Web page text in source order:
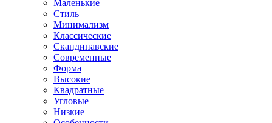
Маленькие
Стиль
Минимализм
Классические
Скандинавские
Современные
Форма
Высокие
Квадратные
Угловые
Низкие